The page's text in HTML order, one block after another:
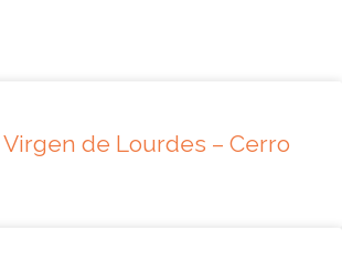
de Lourdes – Cerro